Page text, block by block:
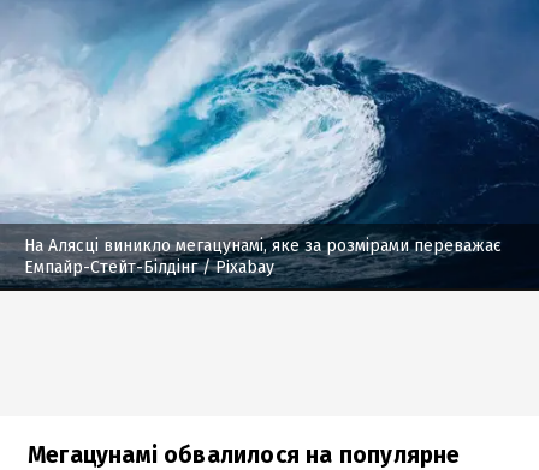
На Алясці виникло мегацунамі, яке за розмірами переважає
Емпайр-Стейт-Білдінг/ Pixabay
Мегацунамі обвалилося на популярне